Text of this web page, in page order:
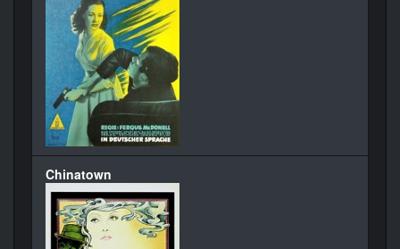
Chinatown